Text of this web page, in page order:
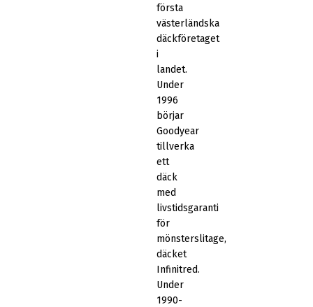
första
västerländska
däckföretaget
i
landet.
Under
1996
börjar
Goodyear
tillverka
ett
däck
med
livstidsgaranti
för
mönsterslitage,
däcket
Infinitred.
Under
1990-